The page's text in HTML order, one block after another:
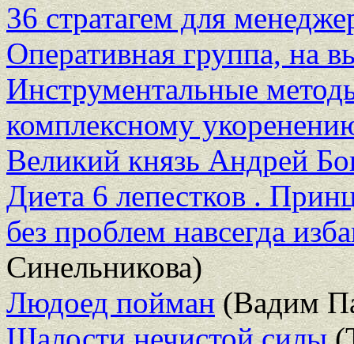
36 стратагем для
Оперативная группа, на
Инструментальные
комплексному
Великий князь Андрей
Диета 6 лепестков .
без проблем навсегда
Синельникова)
Людоед пойман(Вадим